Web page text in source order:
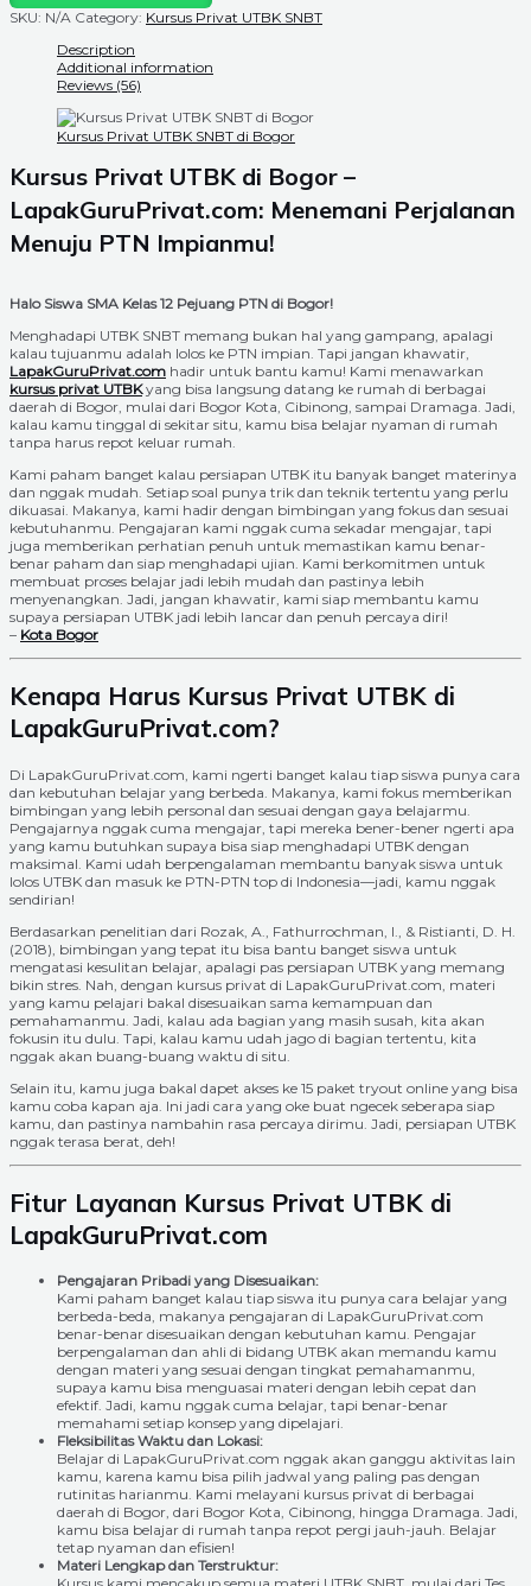
SKU: N/A Category: Kursus Privat UTBK SNBT
Description
Additional information
Reviews (56)
Kursus Privat UTBK SNBT di Bogor
Kursus Privat UTBK di Bogor –
LapakGuruPrivat.com: Menemani Perjalanan
Menuju PTN Impianmu!
Halo Siswa SMA Kelas 12 Pejuang PTN di Bogor!
Menghadapi UTBK SNBT memang bukan hal yang gampang, apalagi
kalau tujuanmu adalah lolos ke PTN impian. Tapi jangan khawatir,
LapakGuruPrivat.com hadir untuk bantu kamu! Kami menawarkan
kursus privat UTBKyang bisa langsung datang ke rumah di berbagai
daerah di Bogor, mulai dari Bogor Kota, Cibinong, sampai Dramaga. Jadi,
kalau kamu tinggal di sekitar situ, kamu bisa belajar nyaman di rumah
tanpa harus repot keluar rumah.
Kami paham banget kalau persiapan UTBK itu banyak banget materinya
dan nggak mudah. Setiap soal punya trik dan teknik tertentu yang perlu
dikuasai. Makanya, kami hadir dengan bimbingan yang fokus dan sesuai
kebutuhanmu. Pengajaran kami nggak cuma sekadar mengajar, tapi
juga memberikan perhatian penuh untuk memastikan kamu benar-
benar paham dan siap menghadapi ujian. Kami berkomitmen untuk
membuat proses belajar jadi lebih mudah dan pastinya lebih
menyenangkan. Jadi, jangan khawatir, kami siap membantu kamu
supaya persiapan UTBK jadi lebih lancar dan penuh percaya diri!
– Kota Bogor
Kenapa Harus Kursus Privat UTBK di
LapakGuruPrivat.com?
Di LapakGuruPrivat.com, kami ngerti banget kalau tiap siswa punya cara
dan kebutuhan belajar yang berbeda. Makanya, kami fokus memberikan
bimbingan yang lebih personal dan sesuai dengan gaya belajarmu.
Pengajarnya nggak cuma mengajar, tapi mereka bener-bener ngerti apa
yang kamu butuhkan supaya bisa siap menghadapi UTBK dengan
maksimal. Kami udah berpengalaman membantu banyak siswa untuk
lolos UTBK dan masuk ke PTN-PTN top di Indonesia—jadi, kamu nggak
sendirian!
Berdasarkan penelitian dari Rozak, A., Fathurrochman, I., & Ristianti, D. H.
(2018), bimbingan yang tepat itu bisa bantu banget siswa untuk
mengatasi kesulitan belajar, apalagi pas persiapan UTBK yang memang
bikin stres. Nah, dengan kursus privat di LapakGuruPrivat.com, materi
yang kamu pelajari bakal disesuaikan sama kemampuan dan
pemahamanmu. Jadi, kalau ada bagian yang masih susah, kita akan
fokusin itu dulu. Tapi, kalau kamu udah jago di bagian tertentu, kita
nggak akan buang-buang waktu di situ.
Selain itu, kamu juga bakal dapet akses ke 15 paket tryout online yang bisa
kamu coba kapan aja. Ini jadi cara yang oke buat ngecek seberapa siap
kamu, dan pastinya nambahin rasa percaya dirimu. Jadi, persiapan UTBK
nggak terasa berat, deh!
Fitur Layanan Kursus Privat UTBK di
LapakGuruPrivat.com
Pengajaran Pribadi yang Disesuaikan:
Kami paham banget kalau tiap siswa itu punya cara belajar yang
berbeda-beda, makanya pengajaran di LapakGuruPrivat.com
benar-benar disesuaikan dengan kebutuhan kamu. Pengajar
berpengalaman dan ahli di bidang UTBK akan memandu kamu
dengan materi yang sesuai dengan tingkat pemahamanmu,
supaya kamu bisa menguasai materi dengan lebih cepat dan
efektif. Jadi, kamu nggak cuma belajar, tapi benar-benar
memahami setiap konsep yang dipelajari.
Fleksibilitas Waktu dan Lokasi:
Belajar di LapakGuruPrivat.com nggak akan ganggu aktivitas lain
kamu, karena kamu bisa pilih jadwal yang paling pas dengan
rutinitas harianmu. Kami melayani kursus privat di berbagai
daerah di Bogor, dari Bogor Kota, Cibinong, hingga Dramaga. Jadi,
kamu bisa belajar di rumah tanpa repot pergi jauh-jauh. Belajar
tetap nyaman dan efisien!
Materi Lengkap dan Terstruktur: